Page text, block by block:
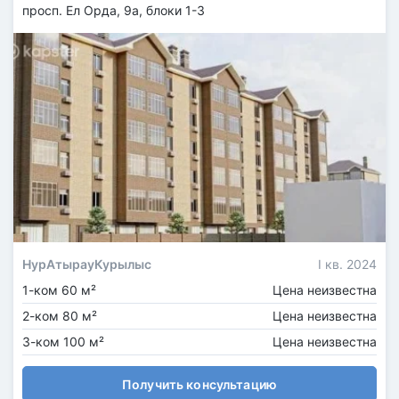
просп. Ел Орда, 9а, блоки 1-3
НурАтырауКурылыс
I кв. 2024
1-ком 60 м²
Цена неизвестна
2-ком 80 м²
Цена неизвестна
3-ком 100 м²
Цена неизвестна
Получить консультацию